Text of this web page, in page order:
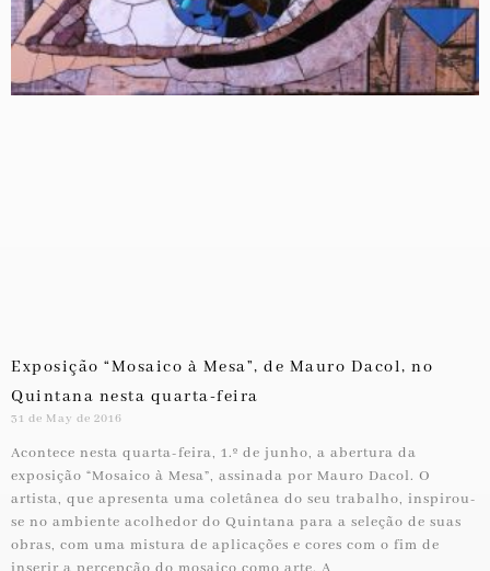
Exposição “Mosaico à Mesa”, de Mauro Dacol, no
Quintana nesta quarta-feira
31 de May de 2016
Acontece nesta quarta-feira, 1.º de junho, a abertura da
exposição “Mosaico à Mesa”, assinada por Mauro Dacol. O
artista, que apresenta uma coletânea do seu trabalho, inspirou-
se no ambiente acolhedor do Quintana para a seleção de suas
obras, com uma mistura de aplicações e cores com o fim de